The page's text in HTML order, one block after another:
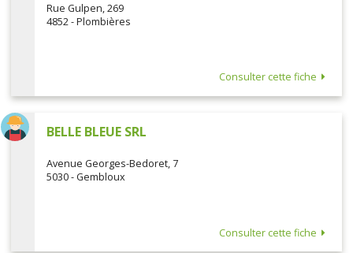
Rue Gulpen, 269
4852 - Plombières
Consulter cette fiche
BELLE BLEUE SRL
Avenue Georges-Bedoret, 7
5030 - Gembloux
Consulter cette fiche